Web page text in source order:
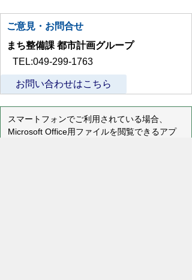
ご意見・お問合せ
まち整備課 都市計画グループ
TEL:049-299-1763
お問い合わせはこちら
スマートフォンでご利用されている場合、
Microsoft Office用ファイルを閲覧できるアプ